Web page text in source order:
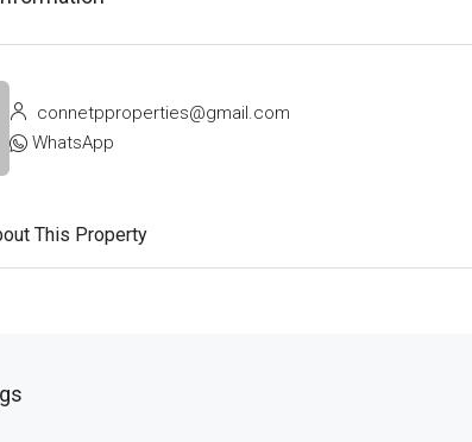
connetpproperties@gmail.com
WhatsApp
This Property